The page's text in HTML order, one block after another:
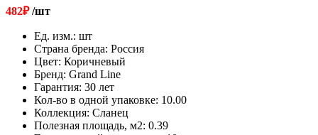
482₽/шт
Ед. изм.: шт
Страна бренда: Россия
Цвет: Коричневый
Бренд: Grand Line
Гарантия: 30 лет
Кол-во в одной упаковке: 10.00
Коллекция: Сланец
Полезная площадь, м2: 0.39